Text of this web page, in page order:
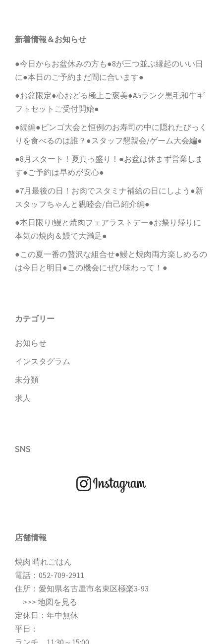
新着情報＆お知らせ
●今日からお盆休みの方も●8が三つ並ぶ縁起のいい日
に●本日のご予約まだ間に合います●
●お盆限定●心おどる極上ご褒美●A5ランク黒毛和牛ギ
フトセットご受付開始●
●続編●ビンゴ大会と恒例のお寿司の中に隠れたびっく
りを食べるのは誰？●スタッフ懇親会/ゲーム大会編●
●8月スタート！夏真っ盛り！●お盆は休まず営業しま
す●ご予約は早めが安心●
●7月最後の日！お肉でスタミナ補給の日にしよう●新
スタッフちゃんと親睦会/自己紹介編●
●本日限り!鰻と焼肉フェアラストデー●お祭り帰りに
本気の焼肉＆鰻で大満足●
●この夏一番の贅沢な組合せ●鰻と焼肉両方楽しめるの
は今日と明日●この機会にぜひ味わって！●
カテゴリー
お知らせ
インスタグラム
未分類
求人
SNS
店舗情報
焼肉 晴れごはん
電話： 052-709-2911
住所：愛知県名古屋市名東区極楽3-93
>>> 地図を見る
定休日：年中無休
平日：